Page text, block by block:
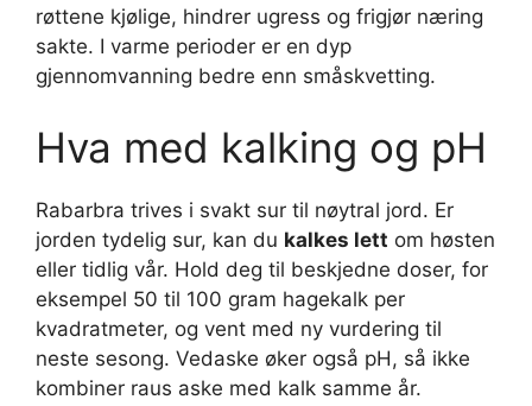
røttene kjølige, hindrer ugress og frigjør næring
sakte. I varme perioder er en dyp
gjennomvanning bedre enn småskvetting.
Hva med kalking og pH
Rabarbra trives i svakt sur til nøytral jord. Er
jorden tydelig sur, kan du kalkes lett om høsten
eller tidlig vår. Hold deg til beskjedne doser, for
eksempel 50 til 100 gram hagekalk per
kvadratmeter, og vent med ny vurdering til
neste sesong. Vedaske øker også pH, så ikke
kombiner raus aske med kalk samme år.